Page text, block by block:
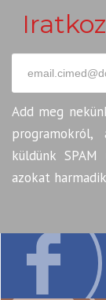
Add meg
küldünk
azokat